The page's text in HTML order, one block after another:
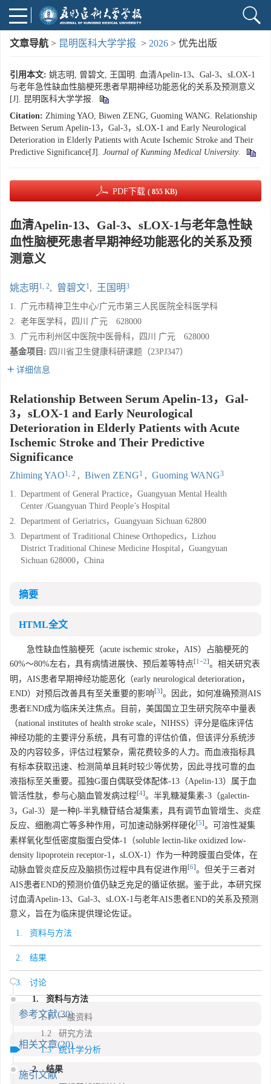
文章导航 > 昆明医科大学学报 > 2026 > 优先出版
引用本文: 姚志明, 曾碧文, 王国明. 血清Apelin-13、Gal-3、sLOX-1
与老年急性缺血性脑梗死患者早期神经功能恶化的关系及预测意义
[J]. 昆明医科大学学报.
Citation: Zhiming YAO, Biwen ZENG, Guoming WANG. Relationship
Between Serum Apelin-13，Gal-3，sLOX-1 and Early Neurological
Deterioration in Elderly Patients with Acute Ischemic Stroke and Their
Predictive Significance[J]. Journal of Kunming Medical University.
PDF下载 ( 855 KB)
血清Apelin-13、Gal-3、sLOX-1与老年急性缺
血性脑梗死患者早期神经功能恶化的关系及预
测意义
姚志明 1, 2, 曾碧文1, 王国明3
1. 广元市精神卫生中心/广元市第三人民医院全科医学科
2. 老年医学科，四川 广元 628000
3. 广元市利州区中医院中医骨科，四川 广元 628000
基金项目: 四川省卫生健康科研课题（23PJ347）
详细信息
Relationship Between Serum Apelin-13，Gal-
3，sLOX-1 and Early Neurological
Deterioration in Elderly Patients with Acute
Ischemic Stroke and Their Predictive
Significance
Zhiming YAO1, 2 , Biwen ZENG1 , Guoming WANG3
1. Department of General Practice，Guangyuan Mental Health
Center /Guangyuan Third People’s Hospital
2. Department of Geriatrics，Guangyuan Sichuan 62800
3. Department of Traditional Chinese Orthopedics，Lizhou
District Traditional Chinese Medicine Hospital，Guangyuan
Sichuan 628000，China
摘要
HTML全文
急性缺血性脑梗死（acute ischemic stroke，AIS）占脑梗死的
60%～80%左右，具有病情进展快、预后差等特点[1 −2]。相关研究表
明，AIS患者早期神经功能恶化（early neurological deterioration，
END）对预后改善具有至关重要的影响[3]。因此，如何准确预测AIS
患者END成为临床关注焦点。目前，美国国立卫生研究院卒中量表
（national institutes of health stroke scale，NIHSS）评分是临床评估
神经功能的主要评分系统，具有可靠的评估价值，但该评分系统涉
及的内容较多，评估过程繁杂，需花费较多的人力。而血液指标具
有标本获取迅速、检测简单且耗时较少等优势，因此寻找可靠的血
液指标至关重要。孤独G蛋白偶联受体配体-13（Apelin-13）属于血
管活性肽，参与心脑血管发病过程[4]。半乳糖凝集素-3（galectin-
3，Gal-3）是一种β-半乳糖苷结合凝集素，具有调节血管增生、炎症
反应、细胞凋亡等多种作用，可加速动脉粥样硬化[5]。可溶性凝集
素样氧化型低密度脂蛋白受体-1（soluble lectin-like oxidized low-
density lipoprotein receptor-1，sLOX-1）作为一种跨膜蛋白受体，在
动脉血管炎症反应及脑损伤过程中具有促进作用 [6]。但关于三者对
AIS患者END的预测价值仍缺乏充足的循证依据。鉴于此，本研究探
讨血清Apelin-13、Gal-3、sLOX-1与老年AIS患者END的关系及预测
意义，旨在为临床提供理论佐证。
1. 资料与方法
2. 结果
3. 讨论
参考文献(30)
相关文章(20)
施引文献
1. 资料与方法
1.1 一般资料
1.2 研究方法
1.3 统计学分析
2. 结果